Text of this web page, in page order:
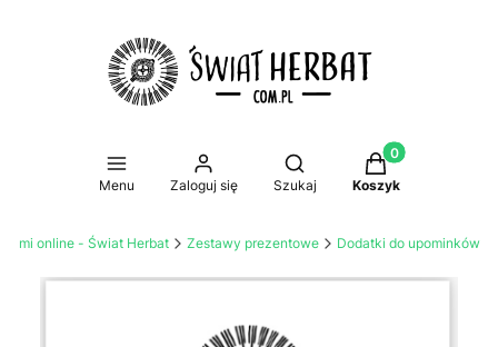
Menu Zaloguj się
Otwórz wyszukiwarkę
Szukaj
Produkty w
Koszyk
online - Świat Herbat Zestawy prezentowe Dodatki do upominków